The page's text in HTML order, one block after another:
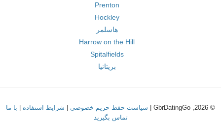
Prenton
Hockley
هاسلمر
Harrow on the Hill
Spitalfields
بریتانیا
© 2026, GbrDatingGo | سیاست حفظ حریم خصوصی شرایط استفاده
با ما
تماس بگیرید